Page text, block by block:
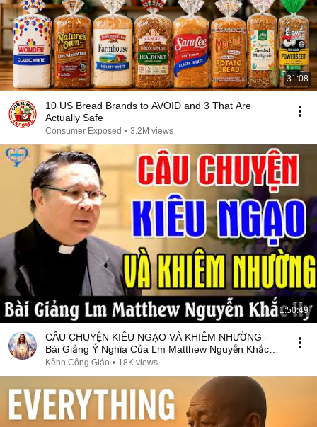
31:08
10 US Bread Brands to AVOID and 3 That Are
Actually Safe
Consumer Exposed • 3.2M views
1:50:49
CÂU CHUYỆN KIÊU NGẠO VÀ KHIÊM NHƯỜNG -
Bài Giảng Ý Nghĩa Của Lm Matthew Nguyễn Khắc
Hy
Kênh Công Giáo • 18K views